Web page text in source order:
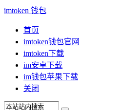
imtoken 钱包
首页
imtoken钱包官网
imtoken下载
im安卓下载
im钱包苹果下载
关闭